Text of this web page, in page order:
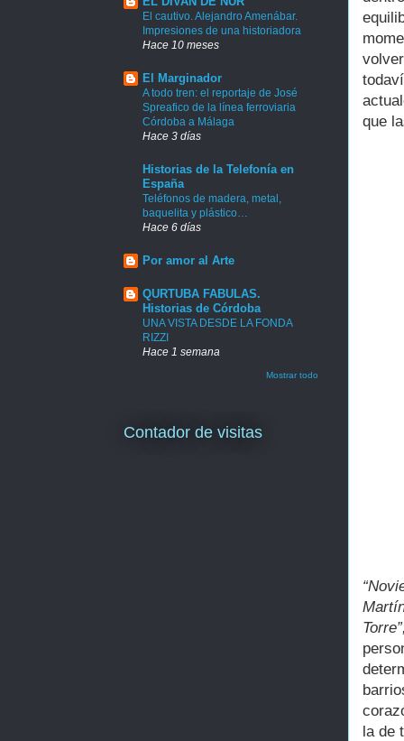
que
la de
El cautivo. Alejandro Amenábar.
Impresiones de una historiadora
Hace 10 meses
El Marginador
A todo tren: el reportaje de José
Spreafico de la línea ferroviaria
Córdoba a Málaga
Hace 3 días
Historias de la Telefonía en
España
Teléfonos de madera, metal,
baquelita y plástico…
Hace 6 días
Por amor al Arte
QURTUBA FABULAS.
Historias de Córdoba
UNA VISTA DESDE LA FONDA
RIZZI
Hace 1 semana
Mostrar todo
Contador de visitas